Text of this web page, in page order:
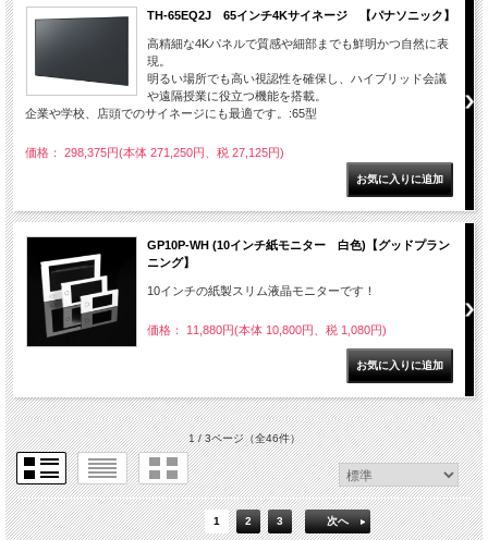
TH-65EQ2J 65インチ4Kサイネージ 【パナソニック】
高精細な4Kパネルで質感や細部までも鮮明かつ自然に表
現。
明るい場所でも高い視認性を確保し、ハイブリッド会議
や遠隔授業に役立つ機能を搭載。
企業や学校、店頭でのサイネージにも最適です。:65型
価格： 298,375円(本体 271,250円、税 27,125円)
GP10P-WH (10インチ紙モニター 白色)【グッドプラン
ニング】
10インチの紙製スリム液晶モニターです！
価格： 11,880円(本体 10,800円、税 1,080円)
1 / 3ページ（全46件）
1 2 3 次へ